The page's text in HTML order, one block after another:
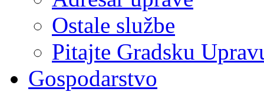
Ostale službe
Pitajte Gradsku
Gospodarstvo